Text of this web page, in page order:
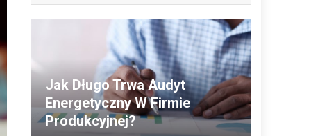
Jak Długo Trwa Audyt
Energetyczny W Firmie
Produkcyjnej?